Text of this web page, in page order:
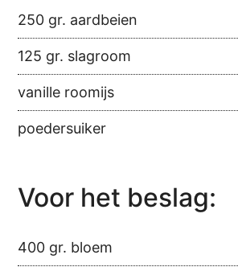
250 gr. aardbeien
125 gr. slagroom
vanille roomijs
poedersuiker
Voor het beslag:
400 gr. bloem